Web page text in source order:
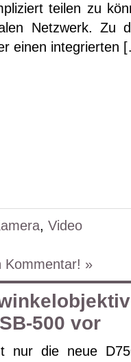
teilen zu
Netzwerk. Zu
einen integrierten
, Video
Kommentar! »
500 vor
nur die neue